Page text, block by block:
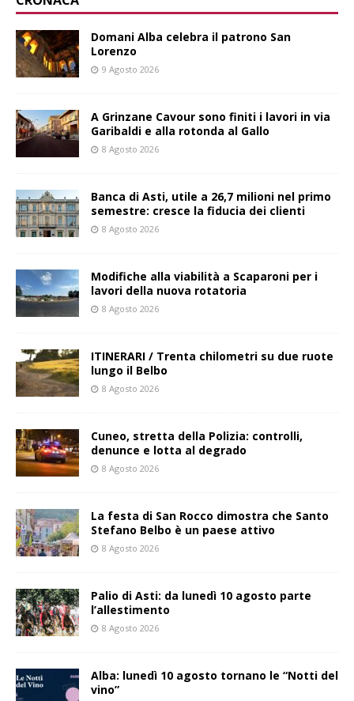
Domani Alba celebra il patrono San
Lorenzo
9 Agosto 2026
A Grinzane Cavour sono finiti i lavori in via
Garibaldi e alla rotonda al Gallo
8 Agosto 2026
Banca di Asti, utile a 26,7 milioni nel primo
semestre: cresce la fiducia dei clienti
8 Agosto 2026
Modifiche alla viabilità a Scaparoni per i
lavori della nuova rotatoria
8 Agosto 2026
ITINERARI / Trenta chilometri su due ruote
lungo il Belbo
8 Agosto 2026
Cuneo, stretta della Polizia: controlli,
denunce e lotta al degrado
8 Agosto 2026
La festa di San Rocco dimostra che Santo
Stefano Belbo è un paese attivo
8 Agosto 2026
Palio di Asti: da lunedì 10 agosto parte
l’allestimento
8 Agosto 2026
Alba: lunedì 10 agosto tornano le “Notti del
vino”